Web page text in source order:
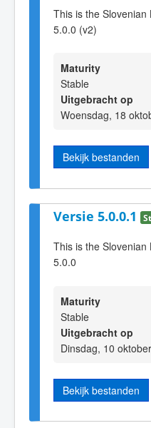
This is the
5.0.0 (v2)
Maturity
Stable
Uitgebracht op
Woensdag, 18
Bekijk bestanden
Versie 5.0.0.1
This is the
5.0.0
Maturity
Stable
Uitgebracht op
Dinsdag, 10
Bekijk bestanden